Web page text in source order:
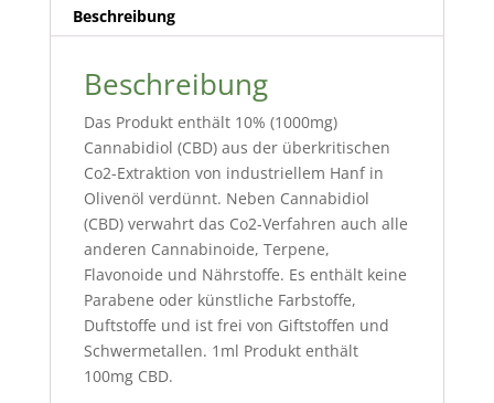
Beschreibung
Beschreibung
Das Produkt enthält 10% (1000mg)
Cannabidiol (CBD) aus der überkritischen
Co2-Extraktion von industriellem Hanf in
Olivenöl verdünnt. Neben Cannabidiol
(CBD) verwahrt das Co2-Verfahren auch alle
anderen Cannabinoide, Terpene,
Flavonoide und Nährstoffe. Es enthält keine
Parabene oder künstliche Farbstoffe,
Duftstoffe und ist frei von Giftstoffen und
Schwermetallen. 1ml Produkt enthält
100mg CBD.